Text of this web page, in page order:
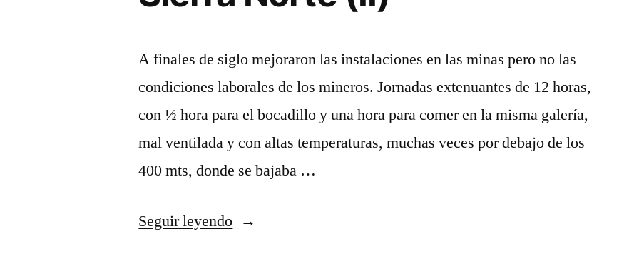
A finales de siglo mejoraron las instalaciones en las minas pero no las
condiciones laborales de los mineros. Jornadas extenuantes de 12 horas,
con ½ hora para el bocadillo y una hora para comer en la misma galería,
mal ventilada y con altas temperaturas, muchas veces por debajo de los
400 mts, donde se bajaba …
Seguir leyendo«El